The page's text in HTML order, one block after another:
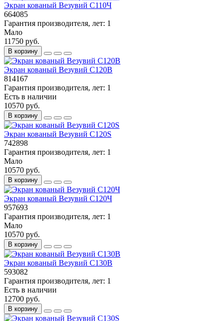
Экран кованый Везувий С110Ч
664085
Гарантия производителя, лет: 1
Мало
11750 руб.
В корзину
Экран кованый Везувий С120B
814167
Гарантия производителя, лет: 1
Есть в наличии
10570 руб.
В корзину
Экран кованый Везувий С120S
742898
Гарантия производителя, лет: 1
Мало
10570 руб.
В корзину
Экран кованый Везувий С120Ч
957693
Гарантия производителя, лет: 1
Мало
10570 руб.
В корзину
Экран кованый Везувий С130B
593082
Гарантия производителя, лет: 1
Есть в наличии
12700 руб.
В корзину